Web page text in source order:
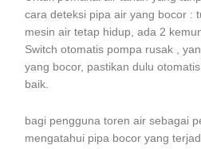
cara deteksi pipa air yang bocor :
mesin air tetap hidup, ada 2
Switch otomatis pompa rusak ,
yang bocor, pastikan dulu
baik.
bagi pengguna toren air sebagai
mengatahui pipa bocor yang